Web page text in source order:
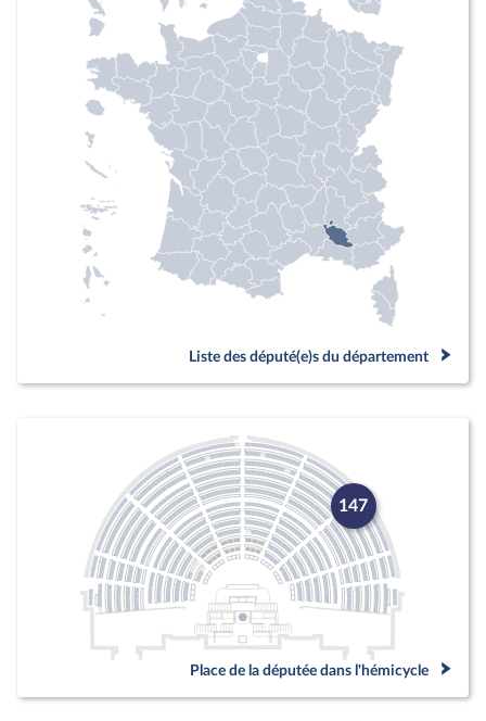
Liste des député(e)s du département
147
Place de la députée dans l'hémicycle